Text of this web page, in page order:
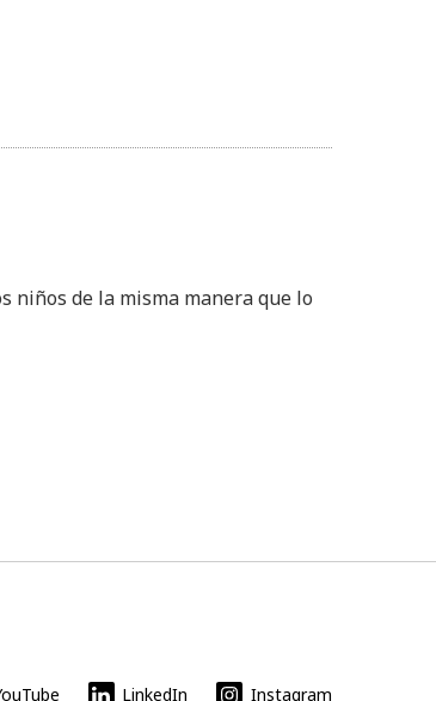
niños de la misma manera que lo
LinkedIn Instagram